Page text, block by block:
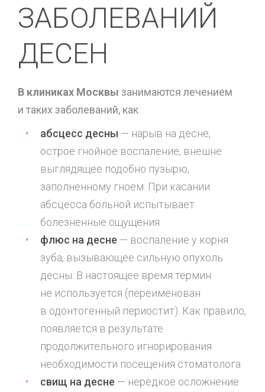
ЗАБОЛЕВАНИЙ
ДЕСЕН
В клиниках Москвы занимаются лечением
и таких заболеваний, как
абсцесс десны — нарыв на десне,
острое гнойное воспаление, внешне
выглядящее подобно пузырю,
заполненному гноем. При касании
абсцесса больной испытывает
болезненные ощущения
флюс на десне — воспаление у корня
зуба, вызывающее сильную опухоль
десны. В настоящее время термин
не используется (переименован
в одонтогенный периостит). Как правило,
появляется в результате
продолжительного игнорирования
необходимости посещения стоматолога
свищ на десне — нередкое осложнение